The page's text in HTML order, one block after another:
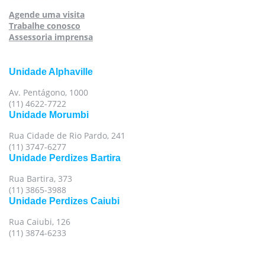
Agende uma visita
Trabalhe conosco
Assessoria imprensa
Unidade Alphaville
Av. Pentágono, 1000
(11) 4622-7722
Unidade Morumbi
Rua Cidade de Rio Pardo, 241
(11) 3747-6277
Unidade Perdizes Bartira
Rua Bartira, 373
(11) 3865-3988
Unidade Perdizes Caiubi
Rua Caiubi, 126
(11) 3874-6233